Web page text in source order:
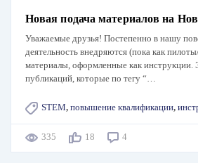
Новая подача материалов на
Уважаемые друзья! Постепенно в нашу
деятельность внедряются (пока как
материалы, оформленные как инструкции.
публикаций, которые по тегу “…
STEM, повышение квалификации,
335 18 4